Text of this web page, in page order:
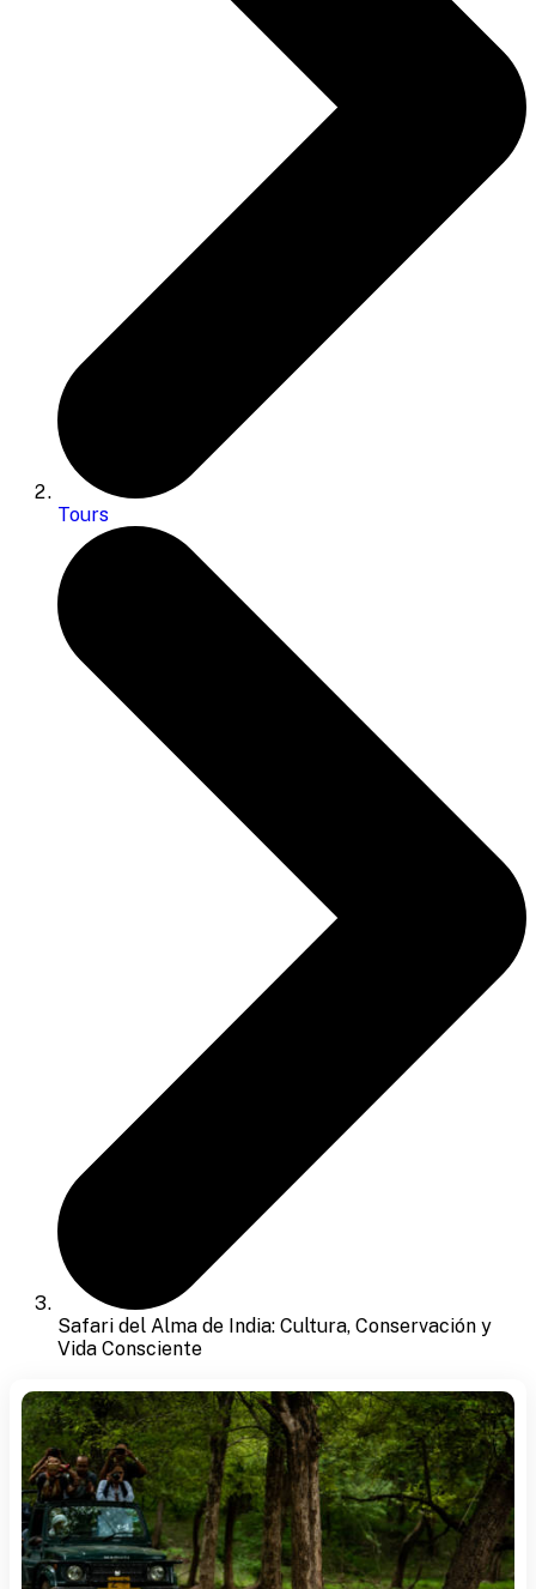
Tours
Safari del Alma de India: Cultura, Conservación y
Vida Consciente